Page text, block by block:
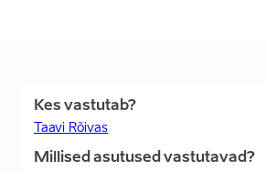
Kes vastutab?
Taavi Rõivas
Millised asutused vastutavad?